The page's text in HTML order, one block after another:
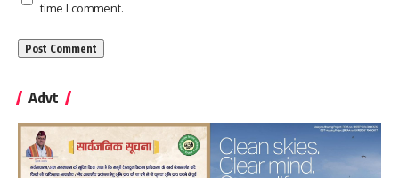
time I comment.
Advt